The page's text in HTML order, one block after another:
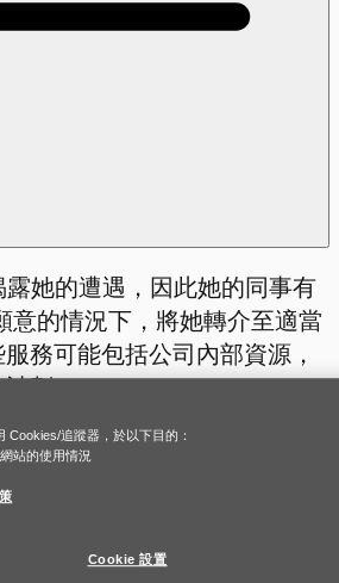
露她的遭遇，因此她的同事有
意的情況下，將她轉介至適當
務可能包括公司內部資源，
劃（Employee Assistance
力資源部門，協助Maggie根
可行選項，如彈性工作安
法律事宜請假，以及相關的
住宿或醫療專業人員。
Cookies/追蹤器，於以下目的：
站的使用情況
Cookie 設置